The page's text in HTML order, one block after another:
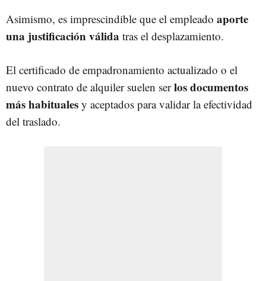
Asimismo, es imprescindible que el empleado aporte
una justificación válida tras el desplazamiento.
El certificado de empadronamiento actualizado o el
nuevo contrato de alquiler suelen serlos documentos
más habituales y aceptados para validar la efectividad
del traslado.